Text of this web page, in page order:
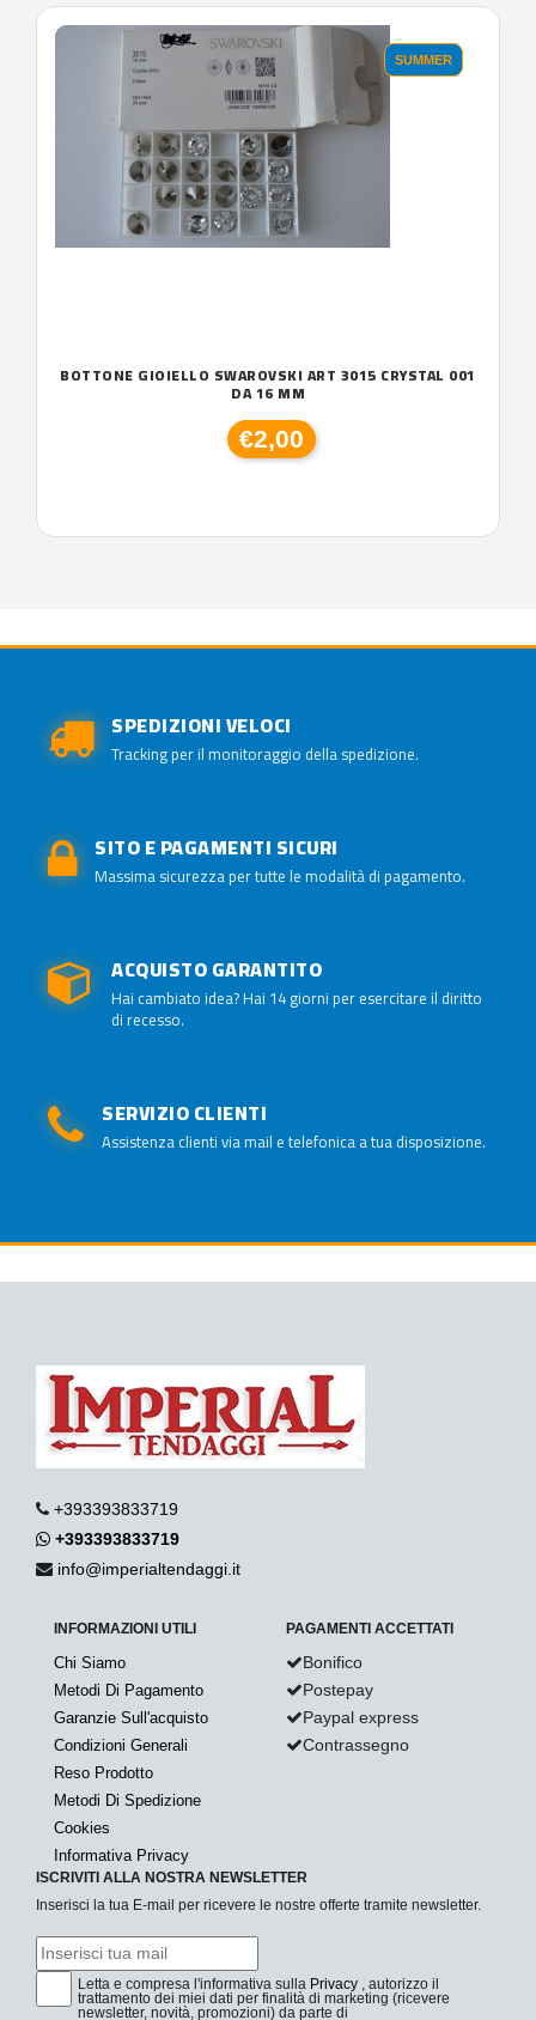
'.'
SUMMER
BOTTONE GIOIELLO SWAROVSKI ART 3015 CRYSTAL 001
DA 16 MM
€2,00
SPEDIZIONI VELOCI
Tracking per il monitoraggio della spedizione.
SITO E PAGAMENTI SICURI
Massima sicurezza per tutte le modalità di pagamento.
ACQUISTO GARANTITO
Hai cambiato idea? Hai 14 giorni per esercitare il diritto
di recesso.
SERVIZIO CLIENTI
Assistenza clienti via mail e telefonica a tua disposizione.
+393393833719
+393393833719
info@imperialtendaggi.it
INFORMAZIONI UTILI
Chi Siamo
Metodi Di Pagamento
Garanzie Sull'acquisto
Condizioni Generali
Reso Prodotto
Metodi Di Spedizione
Cookies
Informativa Privacy
PAGAMENTI ACCETTATI
Bonifico
Postepay
Paypal express
Contrassegno
ISCRIVITI ALLA NOSTRA NEWSLETTER
Inserisci la tua E-mail per ricevere le nostre offerte tramite newsletter.
Letta e compresa l'informativa sulla Privacy , autorizzo il
trattamento dei miei dati per finalità di marketing (ricevere
newsletter, novità, promozioni) da parte di